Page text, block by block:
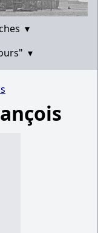
▾
▾